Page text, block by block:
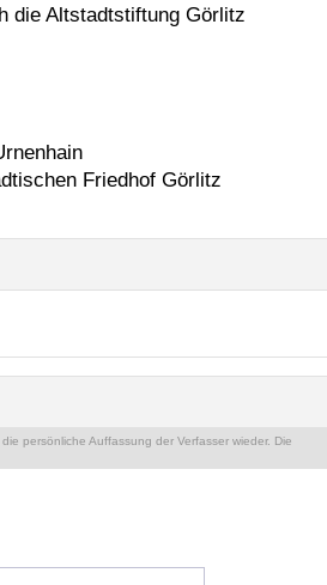
die Altstadtstiftung Görlitz
Friedhof Görlitz
persönliche Auffassung der Verfasser wieder. Die